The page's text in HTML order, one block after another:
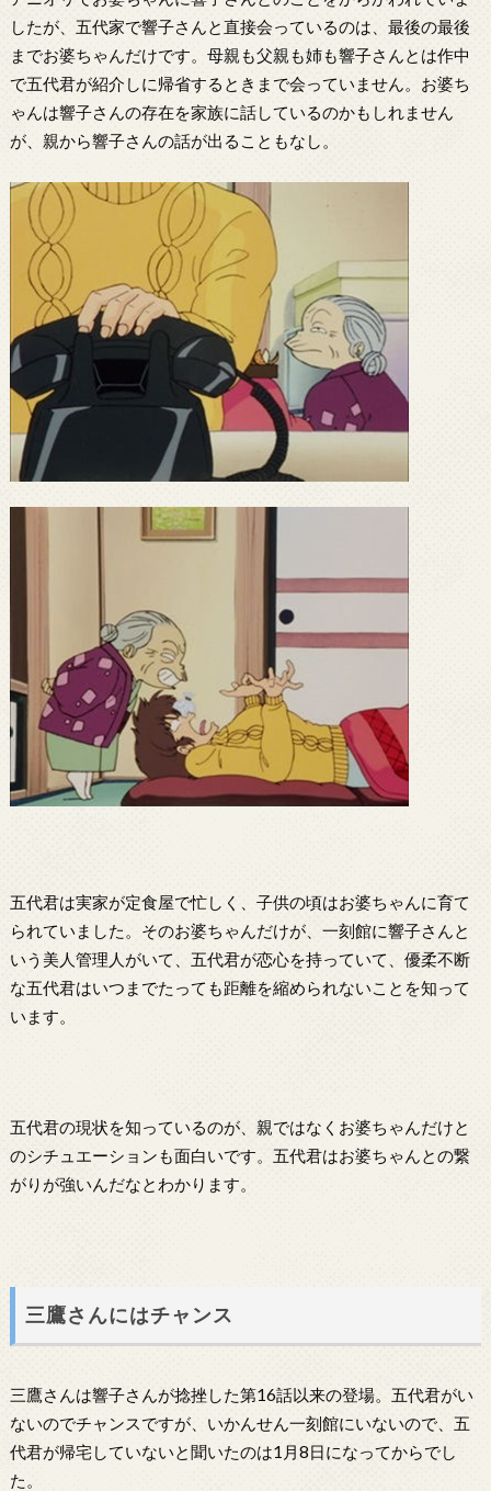
したが、五代家で響子さんと直接会っているのは、最後の最後
までお婆ちゃんだけです。母親も父親も姉も響子さんとは作中
で五代君が紹介しに帰省するときまで会っていません。お婆ち
ゃんは響子さんの存在を家族に話しているのかもしれません
が、親から響子さんの話が出ることもなし。
五代君は実家が定食屋で忙しく、子供の頃はお婆ちゃんに育て
られていました。そのお婆ちゃんだけが、一刻館に響子さんと
いう美人管理人がいて、五代君が恋心を持っていて、優柔不断
な五代君はいつまでたっても距離を縮められないことを知って
います。
五代君の現状を知っているのが、親ではなくお婆ちゃんだけと
のシチュエーションも面白いです。五代君はお婆ちゃんとの繋
がりが強いんだなとわかります。
三鷹さんにはチャンス
三鷹さんは響子さんが捻挫した第16話以来の登場。五代君がい
ないのでチャンスですが、いかんせん一刻館にいないので、五
代君が帰宅していないと聞いたのは1月8日になってからでし
た。